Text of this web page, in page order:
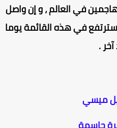
في العالم ، و إن واصل
في هذه القائمة يوما
.